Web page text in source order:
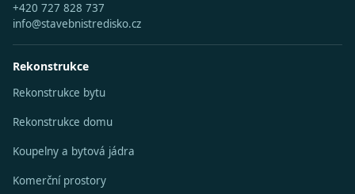
+420 727 828 737
info@stavebnistredisko.cz
Rekonstrukce
Rekonstrukce bytu
Rekonstrukce domu
Koupelny a bytová jádra
Komerční prostory